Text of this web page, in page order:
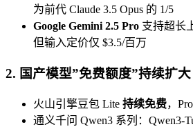
为前代 Claude 3.5 Opus 的 1/5
Google Gemini 2.5 Pro 支持超长
但输入定价仅 $3.5/百万
2. 国产模型”免费额度”持续扩大
火山引擎豆包 Lite 持续免费，
通义千问 Qwen3 系列：Qwen3-